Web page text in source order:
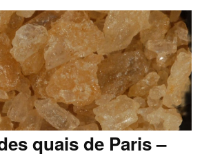
quais de Paris –